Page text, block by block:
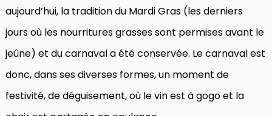
aujourd’hui, la tradition du Mardi Gras (les derniers
jours où les nourritures grasses sont permises avant le
jeûne) et du carnaval a été conservée. Le carnaval est
donc, dans ses diverses formes, un moment de
festivité, de déguisement, où le vin est à gogo et la